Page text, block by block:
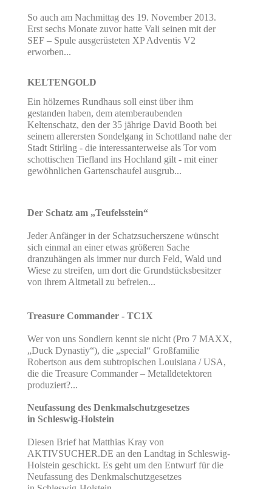
So auch am Nachmittag des 19. November 2013.
Erst sechs Monate zuvor hatte Vali seinen mit der
SEF – Spule ausgerüsteten XP Adventis V2
erworben...
KELTENGOLD
Ein hölzernes Rundhaus soll einst über ihm
gestanden haben, dem atemberaubenden
Keltenschatz, den der 35 jährige David Booth bei
seinem allerersten Sondelgang in Schottland nahe der
Stadt Stirling - die interessanterweise als Tor vom
schottischen Tiefland ins Hochland gilt - mit einer
gewöhnlichen Gartenschaufel ausgrub...
Der Schatz am „Teufelsstein“
Jeder Anfänger in der Schatzsucherszene wünscht
sich einmal an einer etwas größeren Sache
dranzuhängen als immer nur durch Feld, Wald und
Wiese zu streifen, um dort die Grundstücksbesitzer
von ihrem Altmetall zu befreien...
Treasure Commander - TC1X
Wer von uns Sondlern kennt sie nicht (Pro 7 MAXX,
„Duck Dynastiy“), die „special“ Großfamilie
Robertson aus dem subtropischen Louisiana / USA,
die die Treasure Commander – Metalldetektoren
produziert?...
Neufassung des Denkmalschutzgesetzes
in Schleswig-Holstein
Diesen Brief hat Matthias Kray von
AKTIVSUCHER.DE an den Landtag in Schleswig-
Holstein geschickt. Es geht um den Entwurf für die
Neufassung des Denkmalschutzgesetzes